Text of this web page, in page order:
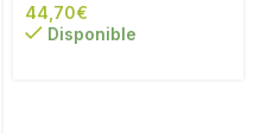
€
Disponible